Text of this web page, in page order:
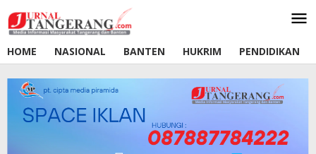
ke
konten
HOME
NASIONAL BANTEN HUKRIM PENDIDIKAN